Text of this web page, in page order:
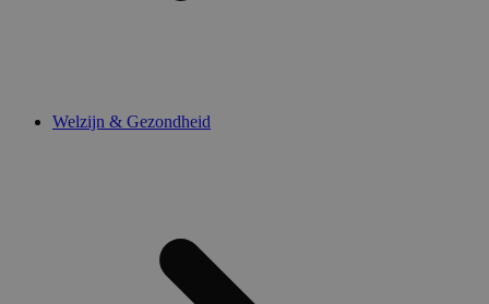
Welzijn & Gezondheid